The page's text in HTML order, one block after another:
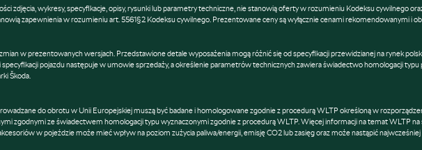
zdjęcia, wykresy, specyfikacje, opisy, rysunki lub parametry techniczne, nie stanowią oferty w rozumieniu Kodeksu cywilnego
zapewnienia w rozumieniu art. 5561§2 Kodeksu cywilnego. Prezentowane ceny są wyłącznie cenami rekomendowanymi i
w prezentowanych wersjach. Przedstawione detale wyposażenia mogą różnić się od specyfikacji przewidzianej na rynek
specyfikacji pojazdu następuje w umowie sprzedaży, a określenie parametrów technicznych zawiera świadectwo homologacji
Škoda.
do obrotu w Unii Europejskiej muszą być badane i homologowane zgodnie z procedurą WLTP określoną w
zgodnymi ze świadectwem homologacji typu wyznaczonymi zgodnie z procedurą WLTP. Więcej informacji na temat WLTP na
w pojeździe może mieć wpływ na poziom zużycia paliwa/energii, emisję CO2 lub zasięg oraz może nastąpić